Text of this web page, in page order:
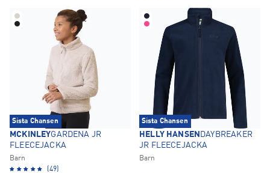
Sista Chansen
MCKINLEYGARDENA JR
FLEECEJACKA
Barn
(49)
Sista Chansen
HELLY HANSEN DAYBREAKER
JR FLEECEJACKA
Barn